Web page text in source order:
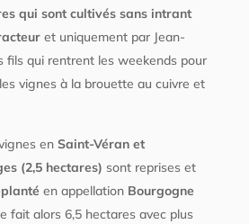
qui sont cultivés sans intrant
et uniquement par Jean-
fils qui rentrent les weekends pour
vignes à la brouette au cuivre et
en Saint-Véran et
(2,5 hectares) sont reprises et
en appellation Bourgogne
fait alors 6,5 hectares avec plus